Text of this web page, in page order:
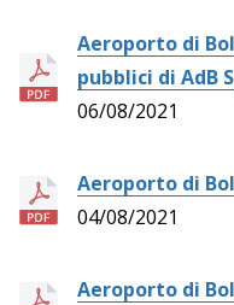
Aeroporto di
pubblici di AdB
06/08/2021
Aeroporto di
04/08/2021
Aeroporto di